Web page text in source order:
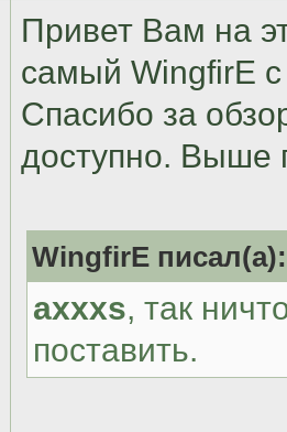
Привет Вам на
самый WingfirE
Спасибо за
доступно. Выше
WingfirE писал(а):
axxxs, так
поставить.